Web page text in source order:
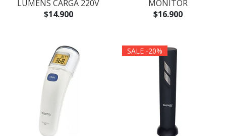
LUMENS CARGA 220V
$14.900
MONITOR
$16.900
SALE -20%